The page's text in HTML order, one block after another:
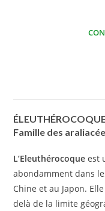
Famille des
L’Eleuthérocoqueest
abondamment dans
Chine et au Japon.
delà de la limite